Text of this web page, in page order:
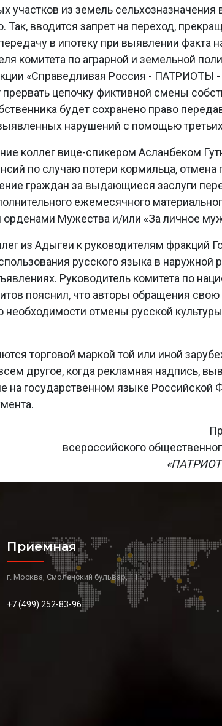
участков из земель сельхозназначения
вводится запрет на переход,
в ипотеку при выявлении факта
комитета по аграрной и земельной
«Справедливая Россия - ПАТРИОТЫ -
цепочку фиктивной смены
будет сохранено право
нарушений с помощью
коллег вице-спикером Асланбеком
по случаю потери кормильца, отмена
граждан за выдающиеся заслуги
ежемесячного
Мужества и/или «За личное
из Адыгеи к руководителям фракций
русского языка в наружной
Руководитель комитета по
пояснил, что авторы обращения свою
отмены русской
торговой маркой той или иной
другое, когда рекламная надпись,
на государственном языке Российской
всероссийского
Приемная
г. Москва, Смоленский бульвар, 11
+7 (499) 252-83-96